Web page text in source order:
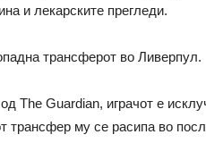
и лекарските прегледи.
трансферот во Ливерпул.
The Guardian, играчот е
трансфер му се расипа во